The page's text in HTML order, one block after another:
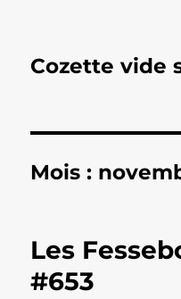
Cozette vide
Mois :
Les
#653